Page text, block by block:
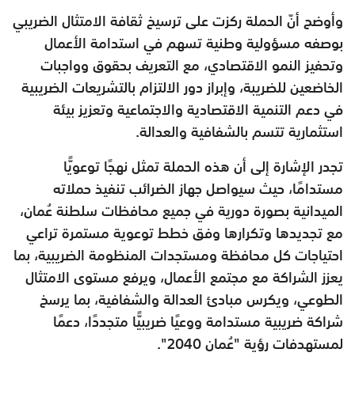
وأوضح أنّ الحملة ركزت على ترسيخ ثقافة الامتثال الضريبي
بوصفه مسؤولية وطنية تسهم في استدامة الأعمال
وتحفيز النمو الاقتصادي، مع التعريف بحقوق وواجبات
الخاضعين للضريبة، وإبراز دور الالتزام بالتشريعات الضريبية
في دعم التنمية الاقتصادية والاجتماعية وتعزيز بيئة
استثمارية تتسم بالشفافية والعدالة.
تجدر الإشارة إلى أن هذه الحملة تمثل نهجًا توعويًّا
مستدامًا، حيث سيواصل جهاز الضرائب تنفيذ حملاته
الميدانية بصورة دورية في جميع محافظات سلطنة عُمان،
مع تجديدها وتكرارها وفق خطط توعوية مستمرة تراعي
احتياجات كل محافظة ومستجدات المنظومة الضريبية، بما
يعزز الشراكة مع مجتمع الأعمال، ويرفع مستوى الامتثال
الطوعي، ويكرس مبادئ العدالة والشفافية، بما يرسخ
شراكة ضريبية مستدامة ووعيًا ضريبيًّا متجددًا، دعمًا
لمستهدفات رؤية "عُمان 2040".